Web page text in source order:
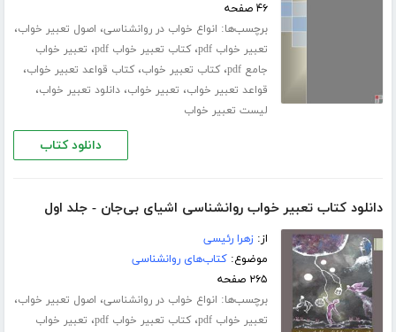
۴۶ صفحه
برچسب‌ها: انواع خواب در روانشناسی، اصول تعبیر خواب،
تعبیر خواب pdf ،کتاب تعبیر خواب pdf ، تعبیر خواب
جامع pdf
،کتاب تعبیر خواب،کتاب قواعد تعبیر خواب،
قواعد تعبیر خواب، تعبیر خواب،دانلود تعبیر خواب،
لیست تعبیر خواب
دانلود کتاب
دانلود کتاب تعبیر خواب روانشناسی اشیای بی‌جان - جلد اول
از:زهرا رئیسی
موضوع:کتاب‌های روانشناسی
۲۶۵ صفحه
برچسب‌ها: انواع خواب در روانشناسی، اصول تعبیر خواب،
تعبیر خواب pdf ،کتاب تعبیر خواب pdf ، تعبیر خواب